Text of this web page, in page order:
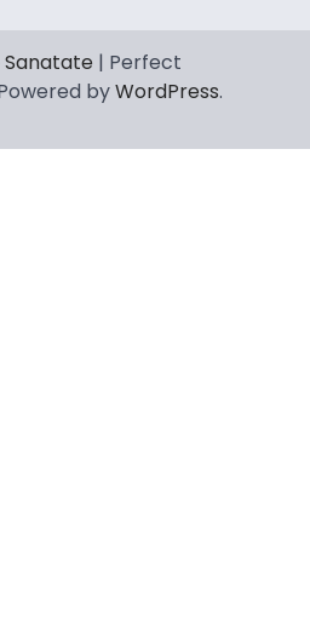
Sanatate | Perfect
byWordPress.